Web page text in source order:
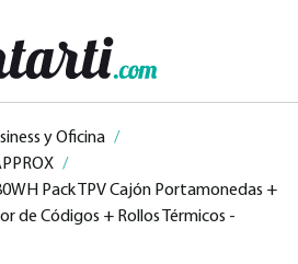
y Oficina /
/
Pack TPV Cajón Portamonedas +
de Códigos + Rollos Térmicos -